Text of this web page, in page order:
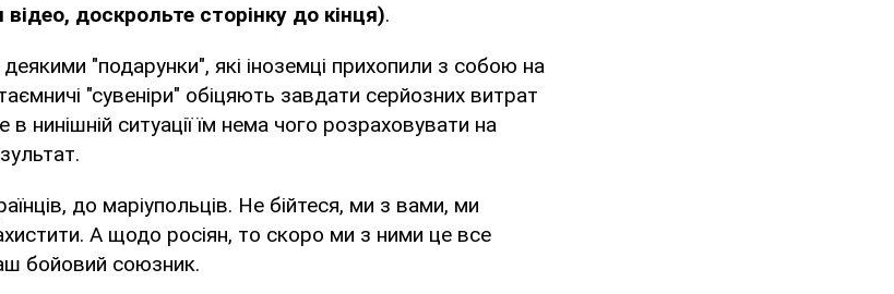
доскрольте сторінку до кінця).
"подарунки", які іноземці прихопили з собою на
"сувеніри" обіцяють завдати серйозних витрат
нинішній ситуації їм нема чого розраховувати на
до маріупольців. Не бійтеся, ми з вами, ми
А щодо росіян, то скоро ми з ними це все
бойовий союзник.